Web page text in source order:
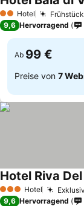
2 Sterne
Hotel
9,6 Hervorragend
Ab 99 €
Preise von 7
3 SterneHotel
Hotel Riva
9,6 Hervorragend